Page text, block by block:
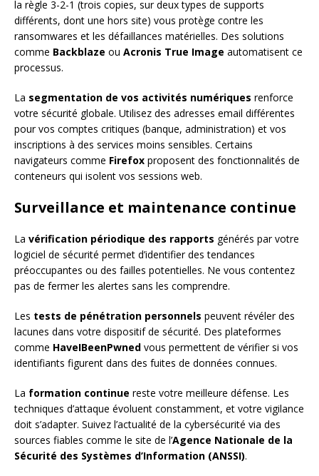
la règle 3-2-1 (trois copies, sur deux types de supports
différents, dont une hors site) vous protège contre les
ransomwares et les défaillances matérielles. Des solutions
comme Backblaze ou Acronis True Image automatisent ce
processus.
La segmentation de vos activités numériques renforce
votre sécurité globale. Utilisez des adresses email différentes
pour vos comptes critiques (banque, administration) et vos
inscriptions à des services moins sensibles. Certains
navigateurs comme Firefox proposent des fonctionnalités de
conteneurs qui isolent vos sessions web.
Surveillance et maintenance continue
La vérification périodique des rapports générés par votre
logiciel de sécurité permet d’identifier des tendances
préoccupantes ou des failles potentielles. Ne vous contentez
pas de fermer les alertes sans les comprendre.
Les tests de pénétration personnels peuvent révéler des
lacunes dans votre dispositif de sécurité. Des plateformes
comme HaveIBeenPwned vous permettent de vérifier si vos
identifiants figurent dans des fuites de données connues.
La formation continue reste votre meilleure défense. Les
techniques d’attaque évoluent constamment, et votre vigilance
doit s’adapter. Suivez l’actualité de la cybersécurité via des
sources fiables comme le site de l’Agence Nationale de la
Sécurité des Systèmes d’Information (ANSSI).